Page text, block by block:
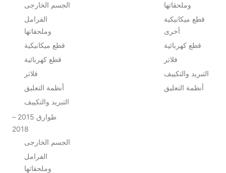
الجسم الخارجى
الفرامل
وملحقاتها
قطع ميكانيكية
قطع كهربائية
فلاتر
أنظمة التعليق
التبريد والتكييف
طوارق 2015 –
2018
الجسم الخارجى
الفرامل
وملحقاتها
وملحقاتها
قطع ميكانيكية
أخرى
قطع كهربائية
فلاتر
التبريد والتكييف
أنظمة التعليق